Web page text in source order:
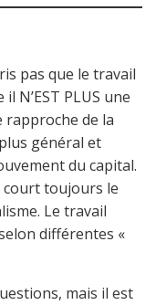
pas que le travail
N’EST PLUS une
rapproche de la
général et
du capital.
court toujours le
Le travail
différentes «
mais il est